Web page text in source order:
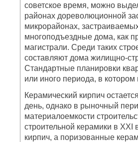
советское время, можно
районах дореволюционной
микрорайонах,
многоподъездные дома, как
магистрали. Среди таких
составляют дома жилищно-
Стандартные планировки
или иного периода, в котором
Керамический кирпич
день, однако в рыночный
материалоемкости
строительной керамики в XXI
кирпич, а поризованные